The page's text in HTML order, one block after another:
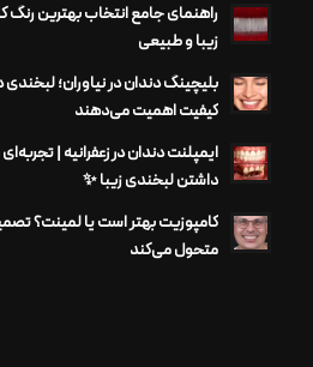
راهنمای جامع انتخاب بهترین رنگ
زیبا و طبیعی
بلیچینگ دندان در نیاوران؛ لبخندی
کیفیت اهمیت می‌دهند
ایمپلنت دندان در زعفرانیه |
داشتن لبخندی زیبا ✨
کامپوزیت بهتر است یا لمینت؟
متحول می‌کند